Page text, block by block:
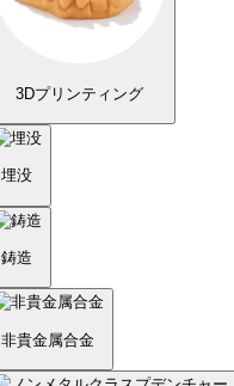
3Dプリンティング
埋没
鋳造
非貴金属合金